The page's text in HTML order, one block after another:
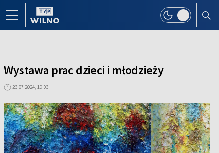
Wystawa prac dzieci i młodzieży
23.07.2024, 19:03